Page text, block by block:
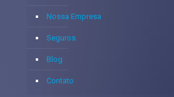
Nossa Empresa
Seguros
Blog
Contato